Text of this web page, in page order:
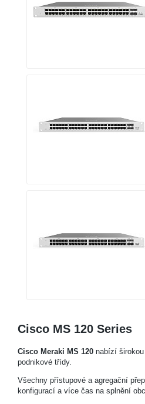
Cisco MS 120 Series
Cisco Meraki MS 120 nabízí
podnikové třídy.
Všechny přístupové a agregační
konfigurací a více čas na splnění